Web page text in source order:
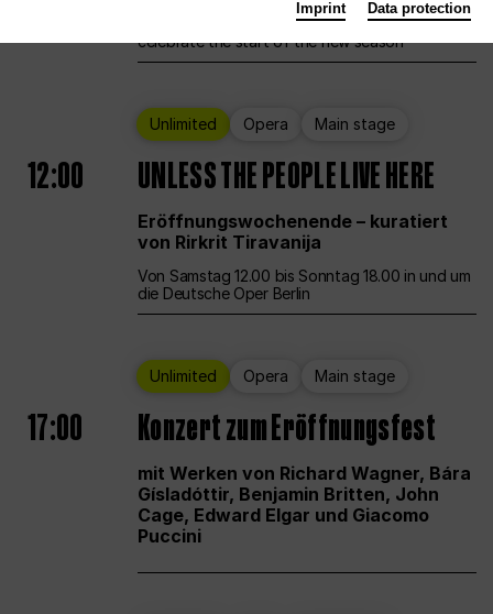
Deutsche Oper Berlin opens its doors to
celebrate the start of the new season
Unlimited Opera Main stage
12:00 UNLESS THE PEOPLE LIVE HERE
Eröffnungswochenende – kuratiert
von Rirkrit Tiravanija
Von Samstag 12.00 bis Sonntag 18.00 in und um
die Deutsche Oper Berlin
Unlimited Opera Main stage
17:00 Konzert zum Eröffnungsfest
mit Werken von Richard Wagner, Bára
Gísladóttir, Benjamin Britten, John
Cage, Edward Elgar und Giacomo
Puccini
Imprint Data protection